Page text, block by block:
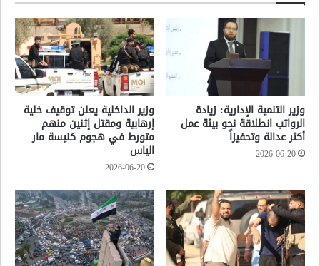
وزير التنمية الإدارية: زيادة
الرواتب انطلاقة نحو بيئة عمل
أكثر عدالة وتحفيزاً
2026-06-20
وزير الداخلية يعلن توقيف خلية
إرهابية ومقتل إثنين منهم
متورط في هجوم كنيسة مار
الياس
2026-06-20